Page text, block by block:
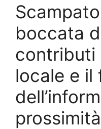
boccata
contributi
locale e il
prossimità